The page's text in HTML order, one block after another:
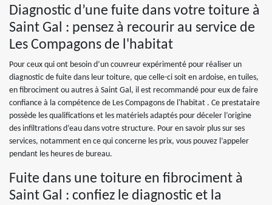
Diagnostic d’une fuite dans votre toiture à
Saint Gal : pensez à recourir au service de
Les Compagons de l'habitat
Pour ceux qui ont besoin d’un couvreur expérimenté pour réaliser un
diagnostic de fuite dans leur toiture, que celle-ci soit en ardoise, en tuiles,
en fibrociment ou autres à Saint Gal, il est recommandé pour eux de faire
confiance à la compétence de Les Compagons de l'habitat . Ce prestataire
possède les qualifications et les matériels adaptés pour déceler l’origine
des infiltrations d’eau dans votre structure. Pour en savoir plus sur ses
services, notamment en ce qui concerne les prix, vous pouvez l’appeler
pendant les heures de bureau.
Fuite dans une toiture en fibrociment à
Saint Gal : confiez le diagnostic et la